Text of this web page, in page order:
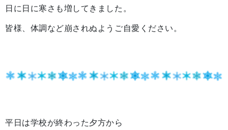
日に日に寒さも増してきました。
皆様、体調など崩されぬようご自愛ください。
平日は学校が終わった夕方から